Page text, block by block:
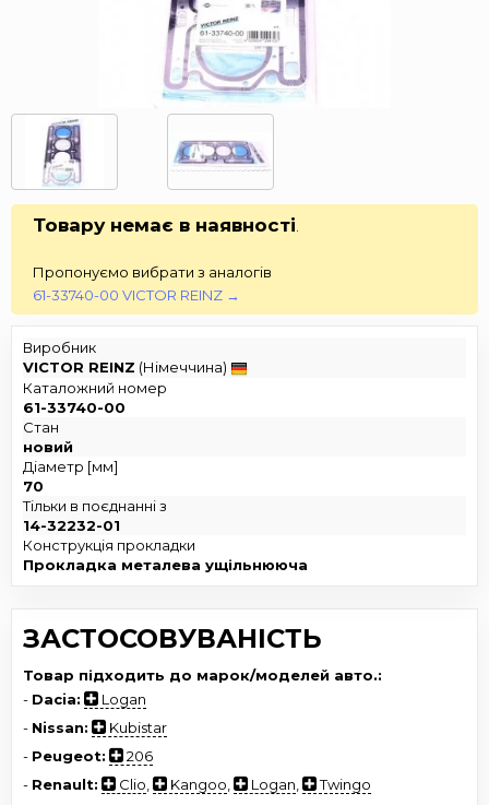
Товару немає в наявності
Пропонуємо вибрати з аналогів
61-33740-00 VICTOR REINZ →
Виробник
VICTOR REINZ (Німеччина)
Каталожний номер
61-33740-00
Стан
новий
Діаметр [мм]
70
Тільки в поєднанні з
14-32232-01
Конструкція прокладки
Прокладка металева ущільнююча
ЗАСТОСОВУВАНІСТЬ
Товар підходить до марок/моделей авто.:
- Dacia:
Logan
- Nissan:
Kubistar
- Peugeot:
206
- Renault: Clio Kangoo Logan
Twingo